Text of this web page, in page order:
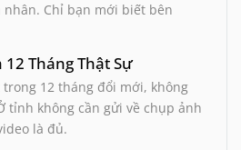
nhân. Chỉ bạn mới biết bên
12 Tháng Thật Sự
trong 12 tháng đổi mới, không
tỉnh không cần gửi về chụp ảnh
là đủ.